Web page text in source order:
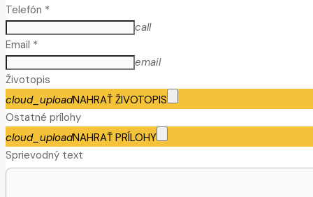
Telefón *
call
Email *
email
Životopis
cloud_uploadNAHRAŤ ŽIVOTOPIS
Ostatné prílohy
cloud_uploadNAHRAŤ PRÍLOHY
Sprievodný text